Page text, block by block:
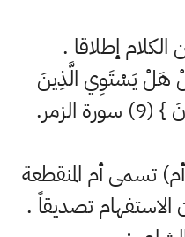
هَلْ يَسْتَوِي الَّذِينَ
تسمى أم المنقطعة
تصديقاً .